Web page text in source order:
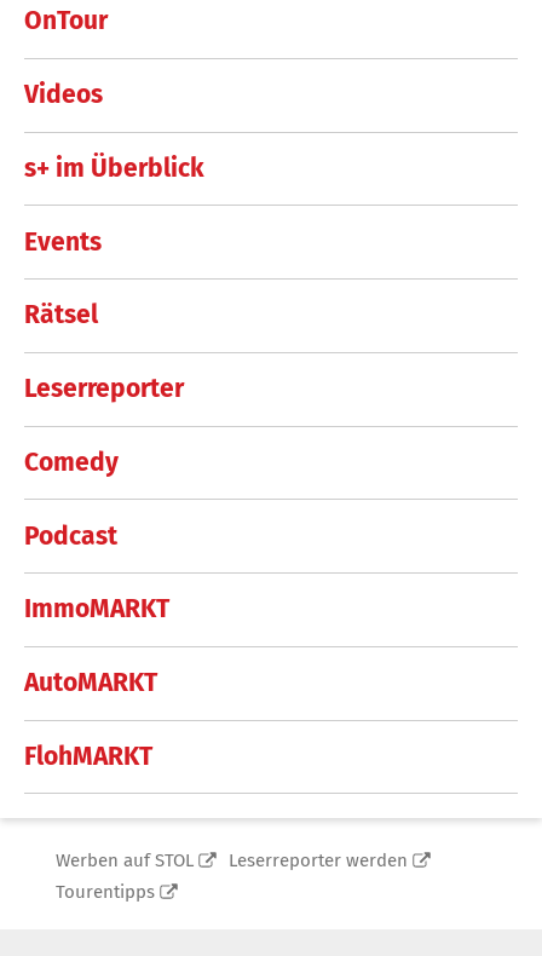
OnTour
Videos
s+ im Überblick
Events
Rätsel
Leserreporter
Comedy
Podcast
ImmoMARKT
AutoMARKT
FlohMARKT
Werben auf STOL
Leserreporter werden
Tourentipps